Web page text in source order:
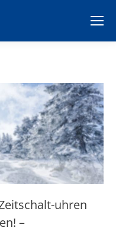
uhren
–